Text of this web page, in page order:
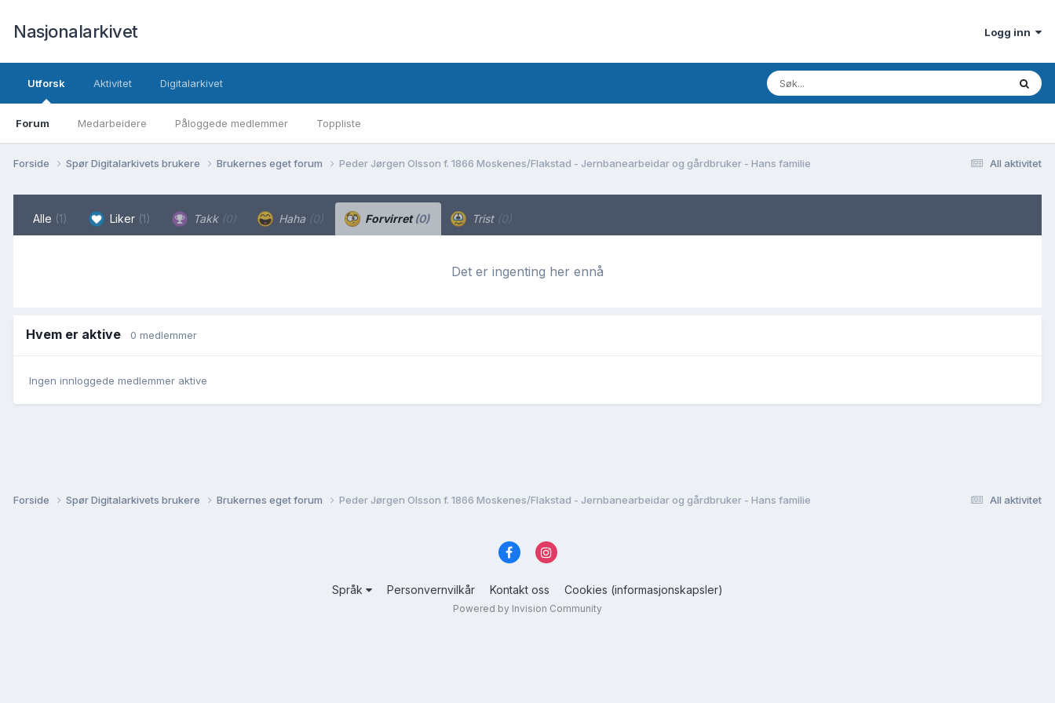
Nasjonalarkivet Logg inn
Utforsk
Forum Medarbeidere Påloggede medlemmer Toppliste
Aktivitet Digitalarkivet
All aktivitet
Forside Spør Digitalarkivets brukere Brukernes eget forum Peder Jørgen Olsson f. 1866 Moskenes/Flakstad - Jernbanearbeidar og gårdbruker - Hans familie
Alle (1) Liker (1) Takk (0) Haha (0) Forvirret(0) Trist (0)
Det er ingenting her ennå
Hvem er aktive 0 medlemmer
Ingen innloggede medlemmer aktive
All aktivitet
Forside Spør Digitalarkivets brukere Brukernes eget forum Peder Jørgen Olsson f. 1866 Moskenes/Flakstad - Jernbanearbeidar og gårdbruker - Hans familie
Språk Personvernvilkår Kontakt oss Cookies (informasjonskapsler)
Powered by Invision Community